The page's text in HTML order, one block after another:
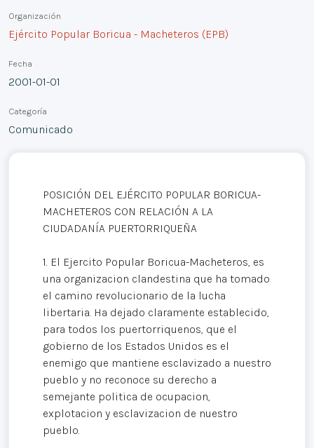
Organización
Ejército Popular Boricua - Macheteros (EPB)
Fecha
2001-01-01
Categoría
Comunicado
POSICIÓN DEL EJÉRCITO POPULAR BORICUA-
MACHETEROS CON RELACIÓN A LA
CIUDADANÍA PUERTORRIQUEÑA
1. El Ejercito Popular Boricua-Macheteros, es
una organizacion clandestina que ha tomado
el camino revolucionario de la lucha
libertaria. Ha dejado claramente establecido,
para todos los puertorriquenos, que el
gobierno de los Estados Unidos es el
enemigo que mantiene esclavizado a nuestro
pueblo y no reconoce su derecho a
semejante politica de ocupacion,
explotacion y esclavizacion de nuestro
pueblo.